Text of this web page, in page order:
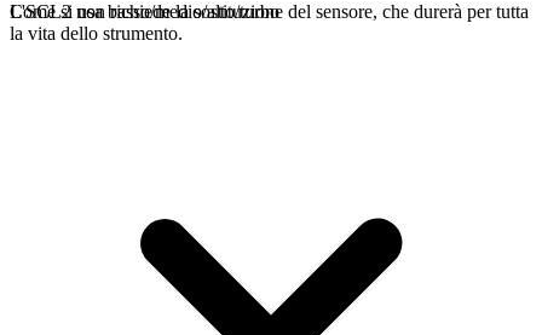
L'SCL2 non richiede la sostituzione del sensore, che durerà per tutta
la vita dello strumento.
Come si usa basso/medio/alto/turbo